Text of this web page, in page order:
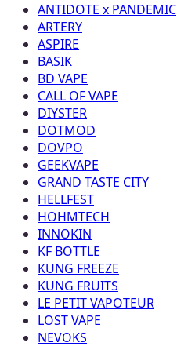
ANTIDOTE x PANDEMIC
ARTERY
ASPIRE
BASIK
BD VAPE
CALL OF VAPE
DIYSTER
DOTMOD
DOVPO
GEEKVAPE
GRAND TASTE CITY
HELLFEST
HOHMTECH
INNOKIN
KF BOTTLE
KUNG FREEZE
KUNG FRUITS
LE PETIT VAPOTEUR
LOST VAPE
NEVOKS